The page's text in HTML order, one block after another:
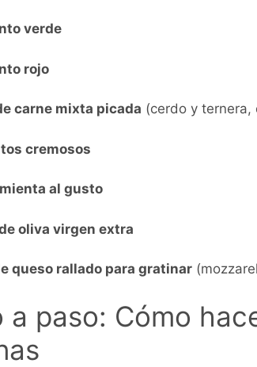
verde
rojo
carne mixta picada (cerdo y ternera,
cremosos
al gusto
oliva virgen extra
queso rallado para gratinar
a paso: Cómo